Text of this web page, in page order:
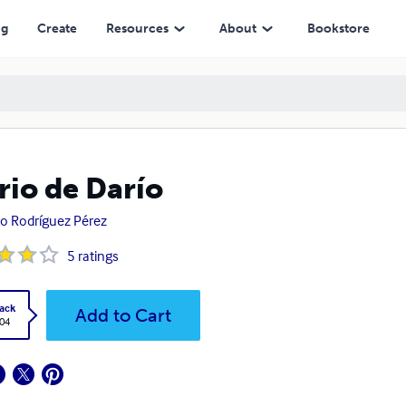
Create Resources About Bookstore
de Darío
Rodríguez Pérez
5 ratings
Add to Cart